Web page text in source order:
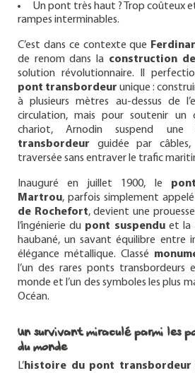
Un pont très haut ? Trop coûteux
rampes interminables.
C’est dans ce contexte que
de renom dans la construction
solution révolutionnaire. Il
pont transbordeur unique :
à plusieurs mètres au-dessus de
circulation, mais pour soutenir un
chariot, Arnodin suspend une
transbordeur guidée par câbles,
traversée sans entraver le trafic
Inauguré en juillet 1900, le
Martrou, parfois simplement appelé
de Rochefort, devient une
l’ingénierie du pont suspenduet la
haubané, un savant équilibre entre
élégance métallique. Classé
l’un des rares ponts transbordeurs
monde et l’un des symboles les plus
Océan.
Un survivant miraculé parmi les
du monde
L’histoire du pont transbordeur